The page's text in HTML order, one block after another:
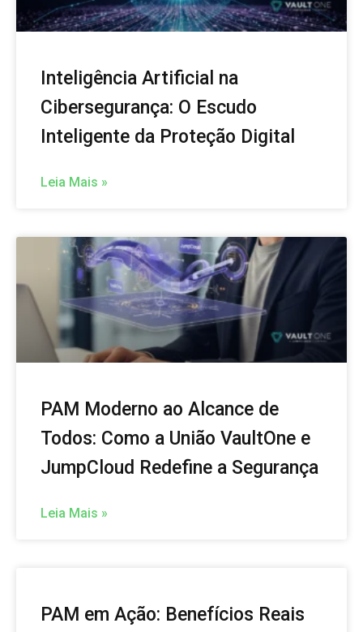
Inteligência Artificial na
Cibersegurança: O Escudo
Inteligente da Proteção Digital
Leia Mais »
PAM Moderno ao Alcance de
Todos: Como a União VaultOne e
JumpCloud Redefine a Segurança
Leia Mais »
PAM em Ação: Benefícios Reais